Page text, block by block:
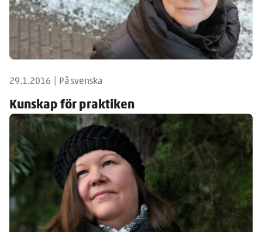
29.1.2016 På svenska
Kunskap för praktiken